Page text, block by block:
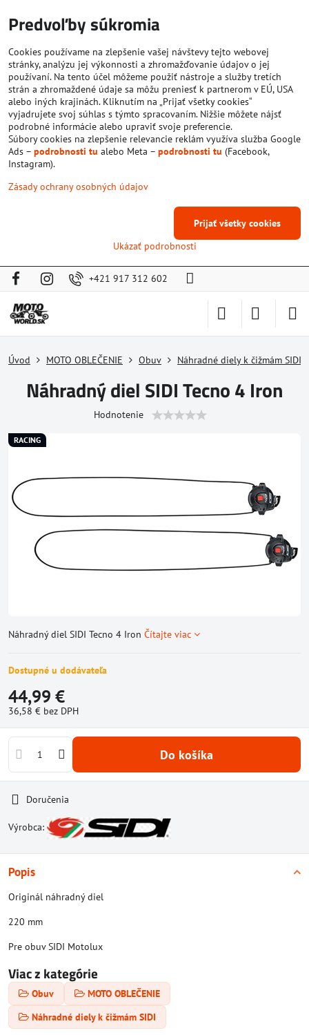
+421 917 312 602
RACING
Úvod MOTO OBLEČENIE Obuv Náhradné diely k čižmám SIDI
Náhradný diel SIDI Tecno 4 Iron
Hodnotenie
Náhradný diel SIDI Tecno 4 Iron Čítajte viac
Dostupné u dodávateľa
44,99 €
36,58 € bez DPH
Do košíka
Doručenia
Výrobca:
Popis
Originál náhradný diel
220 mm
Pre obuv SIDI Motolux
Viac z kategórie
Obuv
MOTO OBLEČENIE
Náhradné diely k čižmám SIDI
Predvoľby súkromia
Cookies používame na zlepšenie vašej návštevy tejto webovej
stránky, analýzu jej výkonnosti a zhromažďovanie údajov o jej
používaní. Na tento účel môžeme použiť nástroje a služby tretích
strán a zhromaždené údaje sa môžu preniesť k partnerom v EÚ, USA
alebo iných krajinách. Kliknutím na „Prijať všetky cookies“
vyjadrujete svoj súhlas s týmto spracovaním. Nižšie môžete nájsť
podrobné informácie alebo upraviť svoje preferencie.
Súbory cookies na zlepšenie relevancie reklám využíva služba Google
Ads – podrobnosti tu alebo Meta – podrobnosti tu (Facebook,
Instagram).
Zásady ochrany osobných údajov
Ukázať podrobnosti
Prijať všetky cookies